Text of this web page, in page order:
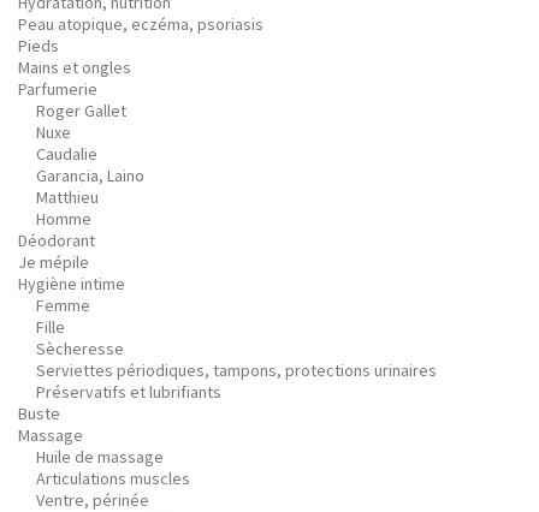
Peau atopique, eczéma, psoriasis
Pieds
Mains et ongles
Parfumerie
Roger Gallet
Nuxe
Caudalie
Garancia, Laino
Matthieu
Homme
Déodorant
Je mépile
Hygiène intime
Femme
Fille
Sècheresse
Serviettes périodiques, tampons, protections urinaires
Préservatifs et lubrifiants
Buste
Massage
Huile de massage
Articulations muscles
Ventre, périnée